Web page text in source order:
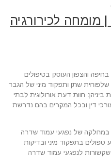
מומחה לכירורגיה
והצפון העוסק בטיפולים
שלפוחית שתן ותפקוד מיני של הגבר
ביניהן: חוות דעת אורולוגית לבתי
דין ובכל המקרים בהם נדרשת
של נפגעי עמוד שדרה
טפולים בתפקוד מיני ובדיקות
שקשורות לנפגעי עמוד שדרה